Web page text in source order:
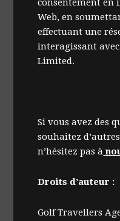
consentement en
Web, en
effectuant une
interagissant
Limited.
Si vous avez des
souhaitez
n’hésitez pas à
Droits d’auteur :
Golf Travellers